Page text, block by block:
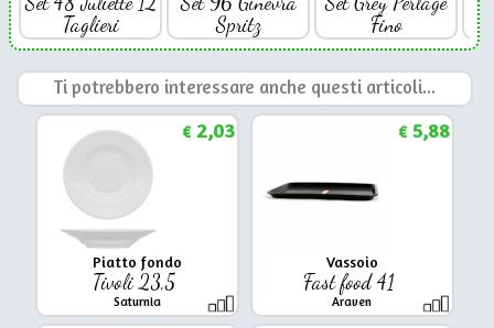
Taglieri
Spritz
Fino
Ti potrebbero interessare anche questi articoli...
Piatto fondo
Tivoli 23,5
Saturnia
€2,03
Vassoio
Fast food 41
Araven
€5,88